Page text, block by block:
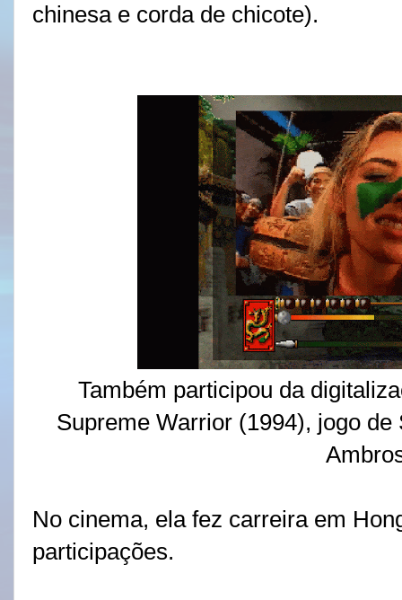
chinesa e corda de chicote).
Também participou da
Supreme Warrior (1994), jogo
No cinema, ela fez carreira em
participações.